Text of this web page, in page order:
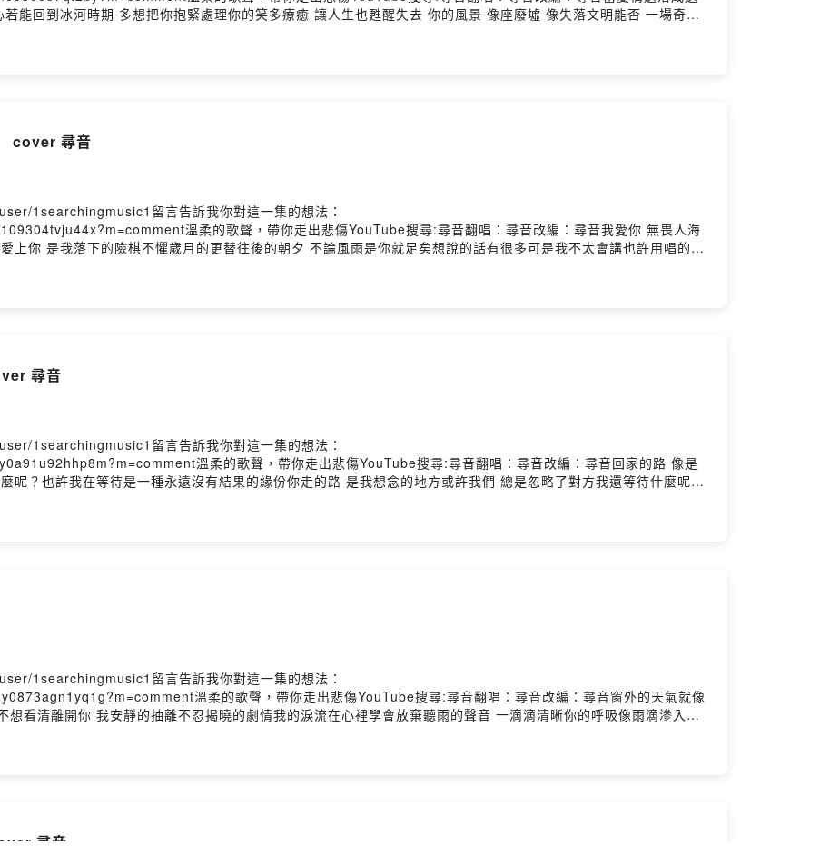
能回到冰河時期 多想把你抱緊處理你的笑多療癒 讓人生也甦醒失去 你的風景 像座廢墟 像失落文明能否 一場奇蹟
meet me by the Milky WayImpossible to stay away, impossible to stayYou'll be back to me
子/洪安妮】勇氣/我喜歡你 ︳cover 尋音
1searchingmusic1留言告訴我你對這一集的想法：
溫柔的歌聲，帶你走出悲傷YouTube搜尋:尋音翻唱：尋音改編：尋音我愛你 無畏人海
上你 是我落下的險棋不懼歲月的更替往後的朝夕 不論風雨是你就足矣想說的話有很多可是我不太會講也許用唱的會
落的聲音這願望讓你聽我愛你 無畏人海的擁擠用盡餘生的勇氣只為能靠近你 哪怕一厘米愛上你 是我落下的險棋不懼
時光的浪 ︳cover 尋音
1searchingmusic1留言告訴我你對這一集的想法：
溫柔的歌聲，帶你走出悲傷YouTube搜尋:尋音翻唱：尋音改編：尋音回家的路 像是
呢？也許我在等待是一種永遠沒有結果的緣份你走的路 是我想念的地方或許我們 總是忽略了對方我還等待什麼呢？
方或許我們 總是忽略了對方我還等待什麼呢？也許我在等待是一種永遠無法取代的緣份이제는 멀리서 바라봐야겠
1searchingmusic1留言告訴我你對這一集的想法：
溫柔的歌聲，帶你走出悲傷YouTube搜尋:尋音翻唱：尋音改編：尋音窗外的天氣就像
看清離開你 我安靜的抽離不忍揭曉的劇情我的淚流在心裡學會放棄聽雨的聲音 一滴滴清晰你的呼吸像雨滴滲入我
窒息 我無法呼吸更多更詳盡歌詞一萬顆 雨滴的距離很徹底 讓愛消失無息離開你 我安靜的抽離不忍揭曉的劇情我的